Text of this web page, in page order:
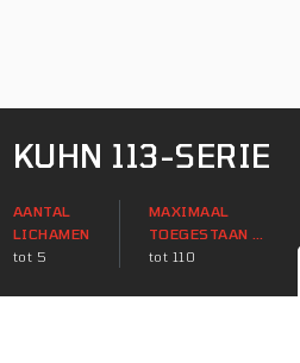
KUHN 113-SERIE
AANTAL
LICHAMEN
tot 5
MAXIMAAL
TOEGESTAAN ​​
TRACTORVERMOGEN
tot 110